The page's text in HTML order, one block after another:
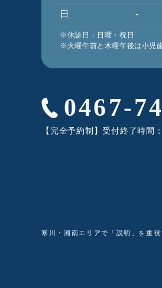
日 -
※休診日：日曜・祝日
※火曜午前と木曜午後は小児
0467-
【完全予約制】受付終了時間
寒川・湘南エリアで「説明」を重